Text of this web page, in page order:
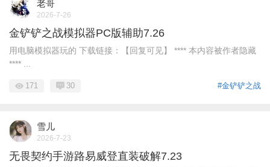
老哥
2026-7-26
金铲铲之战模拟器PC版辅助7.26
用电脑模拟器玩的 下载链接：【回复可见】 **** 本内容被作者隐藏
**** ...
#金铲铲之战
171 30
雪儿
2026-7-23
无畏契约手游路易威登直装破解7.23